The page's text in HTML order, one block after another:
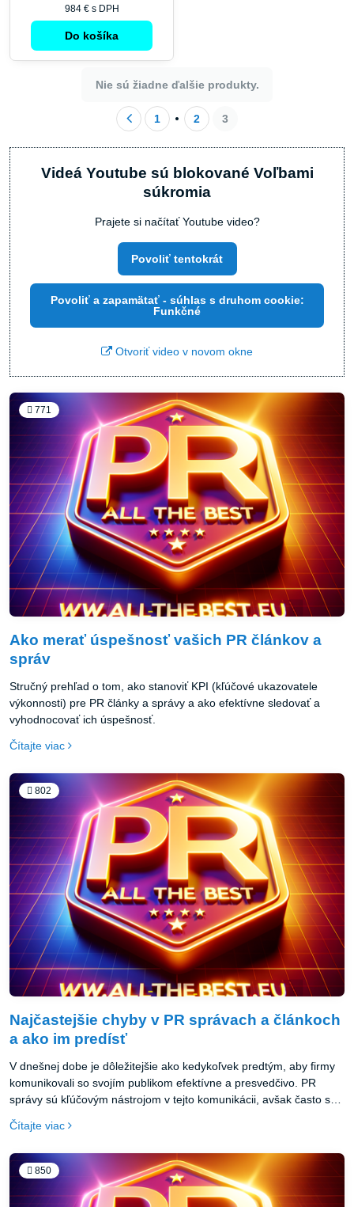
Do košíka
Nie sú žiadne ďalšie produkty.
Videá Youtube sú blokované Voľbami
súkromia
Prajete si načítať Youtube video?
Povoliť a zapamätať - súhlas s druhom cookie:
Otvoriť video v novom okne
Ako merať úspešnosť vašich PR článkov a
správ
Stručný prehľad o tom, ako stanoviť KPI (kľúčové ukazovatele
výkonnosti) pre PR články a správy a ako efektívne sledovať a
vyhodnocovať ich úspešnosť.
Čítajte viac
Najčastejšie chyby v PR správach a článkoch
a ako im predísť
V dnešnej dobe je dôležitejšie ako kedykoľvek predtým, aby firmy
komunikovali so svojím publikom efektívne a presvedčivo. PR
správy sú kľúčovým nástrojom v tejto komunikácii, avšak často sú
plné chýb, ktoré môžu zničiť dojem značky a znížiť dôveru publika.
môžete predísť.
Čítajte viac